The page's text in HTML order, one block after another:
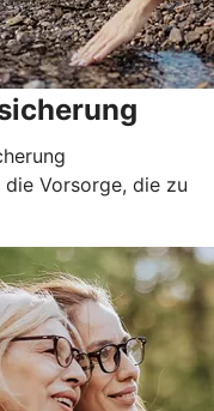
Vorsorge, die zu